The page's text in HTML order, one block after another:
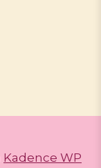
Kadence WP